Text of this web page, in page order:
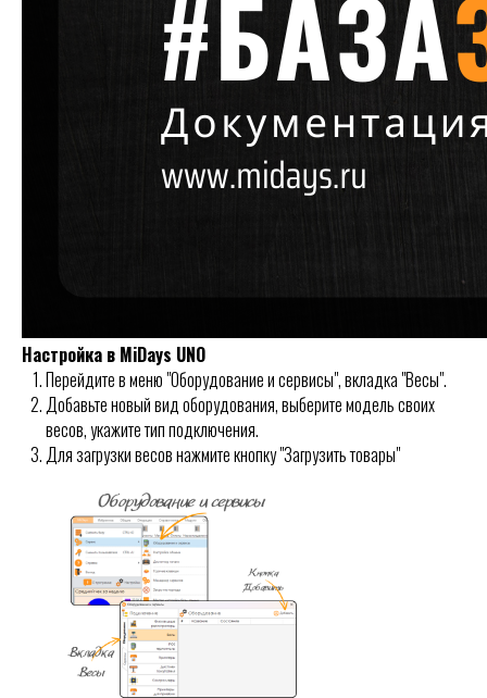
Настройка в MiDays UNO
Перейдите в меню "Оборудование и сервисы", вкладка "Весы".
Добавьте новый вид оборудования, выберите модель своих
весов, укажите тип подключения.
Для загрузки весов нажмите кнопку "Загрузить товары"